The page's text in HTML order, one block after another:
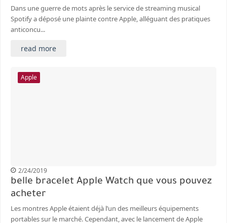
Dans une guerre de mots après le service de streaming musical
Spotify a déposé une plainte contre Apple, alléguant des pratiques
anticoncu...
read more
Apple
2/24/2019
belle bracelet Apple Watch que vous pouvez
acheter
Les montres Apple étaient déjà l’un des meilleurs équipements
portables sur le marché. Cependant, avec le lancement de Apple